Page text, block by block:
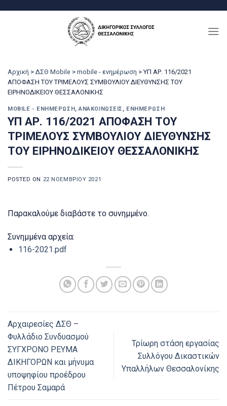
Αρχική > ΔΣΘ Mobile > mobile - ενημέρωση > ΥΠ ΑΡ. 116/2021
ΑΠΟΦΑΣΗ ΤΟΥ ΤΡΙΜΕΛΟΥΣ ΣΥΜΒΟΥΛΙΟΥ ΔΙΕΥΘΥΝΣΗΣ ΤΟΥ
ΕΙΡΗΝΟΔΙΚΕΙΟΥ ΘΕΣΣΑΛΟΝΙΚΗΣ
MOBILE - ΕΝΗΜΈΡΩΣΗ,ΑΝΑΚΟΙΝΏΣΕΙΣ , ΕΝΗΜΈΡΩΣΗ
ΥΠ ΑΡ. 116/2021 ΑΠΟΦΑΣΗ ΤΟΥ
ΤΡΙΜΕΛΟΥΣ ΣΥΜΒΟΥΛΙΟΥ ΔΙΕΥΘΥΝΣΗΣ
ΤΟΥ ΕΙΡΗΝΟΔΙΚΕΙΟΥ ΘΕΣΣΑΛΟΝΙΚΗΣ
POSTED ON 22 ΝΟΕΜΒΡΊΟΥ 2021
Παρακαλούμε διαβάστε το συνημμένο.
Συνημμένα αρχεία:
116-2021.pdf
Αρχαιρεσίες ΔΣΘ –
Φυλλάδιο Συνδυασμού
ΣΥΓΧΡΟΝΟ ΡΕΥΜΑ
ΔΙΚΗΓΟΡΩΝ και μήνυμα
υποψηφίου προέδρου
Πέτρου Σαμαρά
Τρίωρη στάση εργασίας
Συλλόγου Δικαστικών
Υπαλλήλων Θεσσαλονίκης